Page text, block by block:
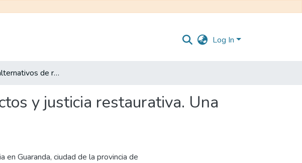
Log In
Métodos alternativos de resolución de conflictos y justicia restaurativa. Una visión procesal desde Guaranda, Ecuador
y justicia restaurativa. Una
Guaranda, ciudad de la provincia de